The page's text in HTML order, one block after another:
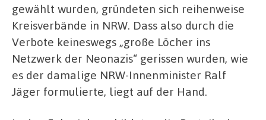
gewählt wurden, gründeten sich reihenweise
Kreisverbände in NRW. Dass also durch die
Verbote keineswegs „große Löcher ins
Netzwerk der Neonazis“ gerissen wurden, wie
es der damalige NRW-Innenminister Ralf
Jäger formulierte, liegt auf der Hand.